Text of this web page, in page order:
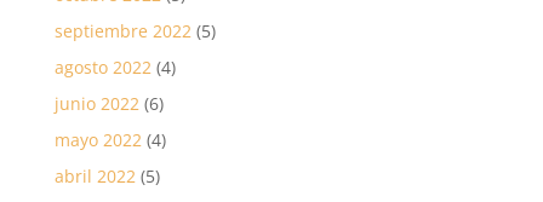
septiembre 2022(5)
agosto 2022(4)
junio 2022(6)
mayo 2022(4)
abril 2022(5)